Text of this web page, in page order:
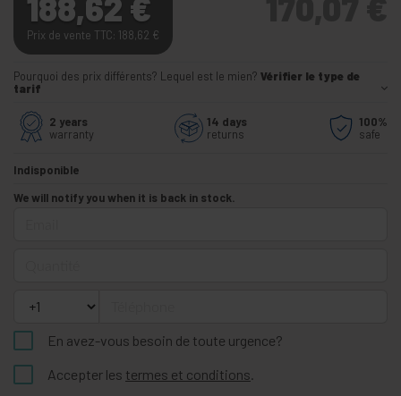
Prix de vente TTC: 188,62 €
Pourquoi des prix différents? Lequel est le mien? Vérifier le type de
tarif
2 years
warranty
14 days
returns
100%
safe
Indisponible
We will notify you when it is back in stock.
En avez-vous besoin de toute urgence?
Accepter les termes et conditions.